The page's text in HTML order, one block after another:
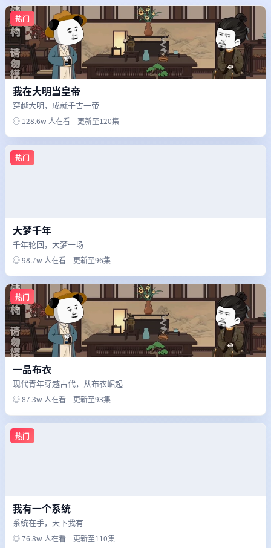
热门
我在大明当皇帝
穿越大明，成就千古一帝
◎ 128.6w 人在看 更新至120集
热门
大梦千年
千年轮回，大梦一场
◎ 98.7w 人在看 更新至96集
热门
一品布衣
现代青年穿越古代，从布衣崛起
◎ 87.3w 人在看 更新至93集
热门
我有一个系统
系统在手，天下我有
◎ 76.8w 人在看 更新至110集